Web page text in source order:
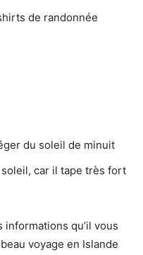
de randonnée
du soleil de minuit
car il tape très fort
qu’il vous
voyage en Islande